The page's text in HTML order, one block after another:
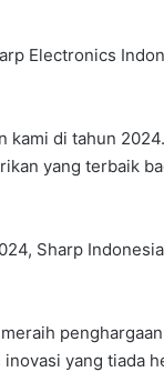
Electronics
kami di tahun
yang terbaik
Sharp
yang tiada